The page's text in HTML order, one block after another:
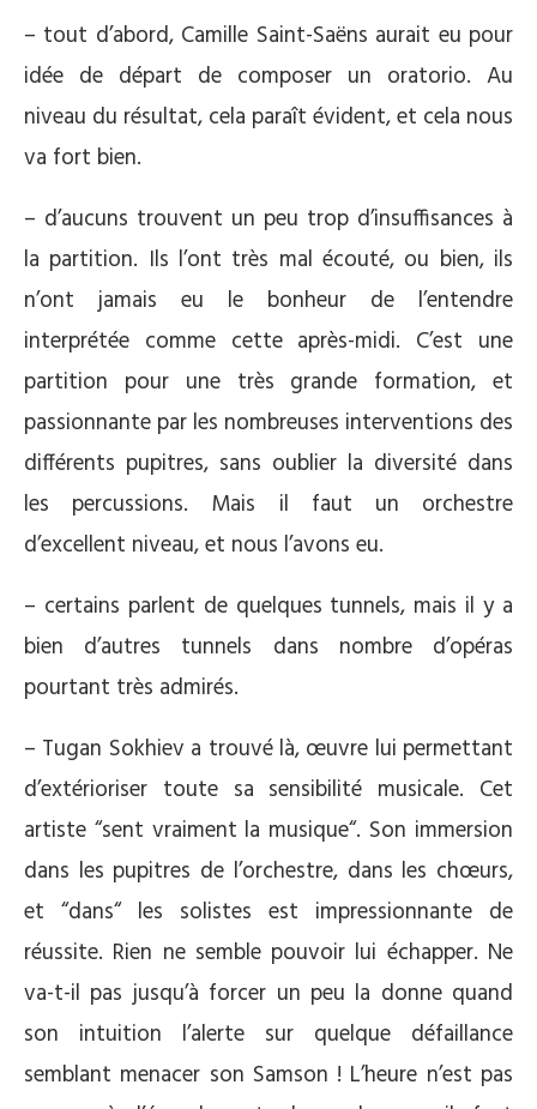
– tout d’abord, Camille Saint-Saëns aurait eu pour
idée de départ de composer un oratorio. Au
niveau du résultat, cela paraît évident, et cela nous
va fort bien.
– d’aucuns trouvent un peu trop d’insuffisances à
la partition. Ils l’ont très mal écouté, ou bien, ils
n’ont jamais eu le bonheur de l’entendre
interprétée comme cette après-midi. C’est une
partition pour une très grande formation, et
passionnante par les nombreuses interventions des
différents pupitres, sans oublier la diversité dans
les percussions. Mais il faut un orchestre
d’excellent niveau, et nous l’avons eu.
– certains parlent de quelques tunnels, mais il y a
bien d’autres tunnels dans nombre d’opéras
pourtant très admirés.
– Tugan Sokhiev a trouvé là, œuvre lui permettant
d’extérioriser toute sa sensibilité musicale. Cet
artiste “sent vraiment la musique“. Son immersion
dans les pupitres de l’orchestre, dans les chœurs,
et “dans“ les solistes est impressionnante de
réussite. Rien ne semble pouvoir lui échapper. Ne
va-t-il pas jusqu’à forcer un peu la donne quand
son intuition l’alerte sur quelque défaillance
semblant menacer son Samson ! L’heure n’est pas